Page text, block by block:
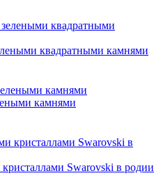
квадратными камнями
камнями
Swarovski в родии